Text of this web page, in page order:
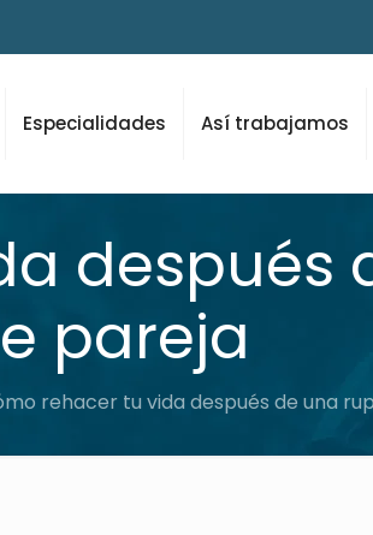
Especialidades Así trabajamos
después
pareja
rehacer tu vida después de una